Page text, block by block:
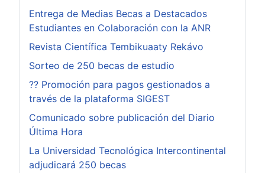
Entrega de Medias Becas a Destacados
Estudiantes en Colaboración con la ANR
Revista Científica Tembikuaaty Rekávo
Sorteo de 250 becas de estudio
?? Promoción para pagos gestionados a
través de la plataforma SIGEST
Comunicado sobre publicación del Diario
Última Hora
La Universidad Tecnológica Intercontinental
adjudicará 250 becas